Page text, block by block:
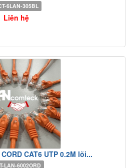
6LAN-305BL
Liên hệ
CORD CAT6 UTP 0.2M lõi...
LAN-6002ORD